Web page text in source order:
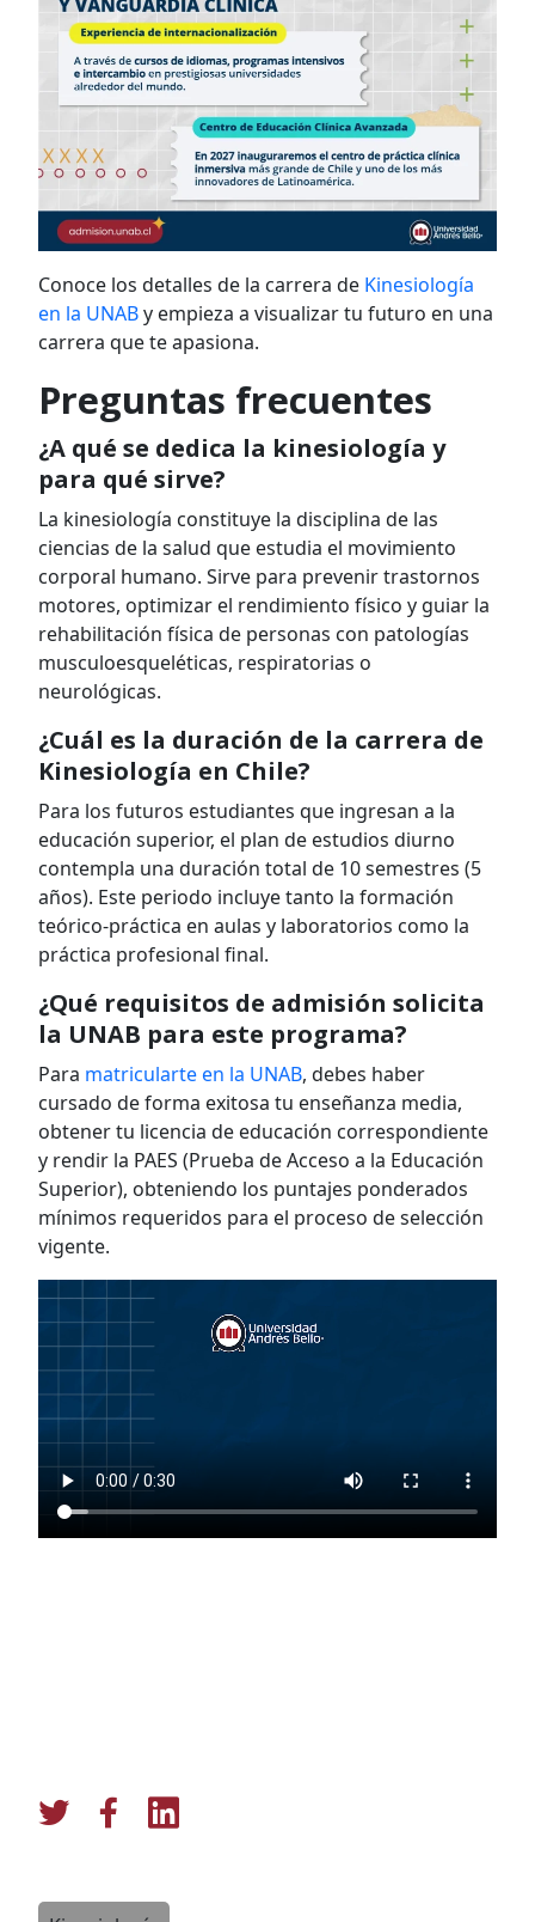
Conoce los detalles de la carrera de Kinesiología
en la UNABy empieza a visualizar tu futuro en una
carrera que te apasiona.
Preguntas frecuentes
¿A qué se dedica la kinesiología y
para qué sirve?
La kinesiología constituye la disciplina de las
ciencias de la salud que estudia el movimiento
corporal humano. Sirve para prevenir trastornos
motores, optimizar el rendimiento físico y guiar la
rehabilitación física de personas con patologías
musculoesqueléticas, respiratorias o
neurológicas.
¿Cuál es la duración de la carrera de
Kinesiología en Chile?
Para los futuros estudiantes que ingresan a la
educación superior, el plan de estudios diurno
contempla una duración total de 10 semestres (5
años). Este periodo incluye tanto la formación
teórico-práctica en aulas y laboratorios como la
práctica profesional final.
¿Qué requisitos de admisión solicita
la UNAB para este programa?
Para matricularte en la UNAB, debes haber
cursado de forma exitosa tu enseñanza media,
obtener tu licencia de educación correspondiente
y rendir la PAES (Prueba de Acceso a la Educación
Superior), obteniendo los puntajes ponderados
mínimos requeridos para el proceso de selección
vigente.